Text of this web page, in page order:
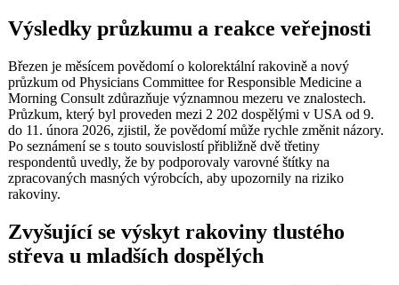
Výsledky průzkumu a reakce veřejnosti
Březen je měsícem povědomí o kolorektální rakovině a nový
průzkum od Physicians Committee for Responsible Medicine a
Morning Consult zdůrazňuje významnou mezeru ve znalostech.
Průzkum, který byl proveden mezi 2 202 dospělými v USA od 9.
do 11. února 2026, zjistil, že povědomí může rychle změnit názory.
Po seznámení se s touto souvislostí přibližně dvě třetiny
respondentů uvedly, že by podporovaly varovné štítky na
zpracovaných masných výrobcích, aby upozornily na riziko
rakoviny.
Zvyšující se výskyt rakoviny tlustého
střeva u mladších dospělých